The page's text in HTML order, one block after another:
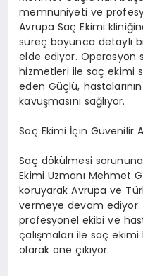
memnuniyeti ve
Avrupa Saç Ekimi
süreç boyunca detaylı
elde ediyor. Operasyon
hizmetleri ile saç ekimi
eden Güçlü,
kavuşmasını sağlıyor.
Saç Ekimi İçin Güvenilir
Saç dökülmesi
Ekimi Uzmanı Mehmet
koruyarak Avrupa ve
vermeye devam ediyor.
profesyonel ekibi ve
çalışmaları ile saç
olarak öne çıkıyor.